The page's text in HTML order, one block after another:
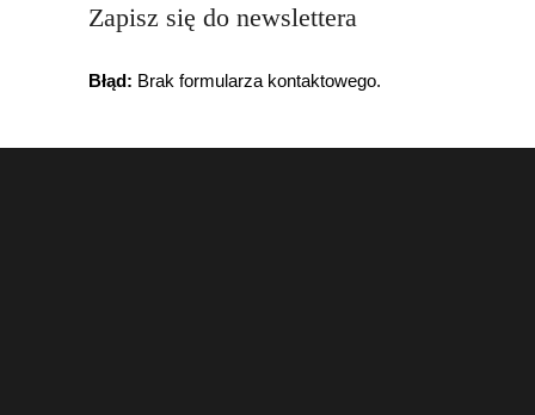
Zapisz się do newslettera
Błąd: Brak formularza kontaktowego.